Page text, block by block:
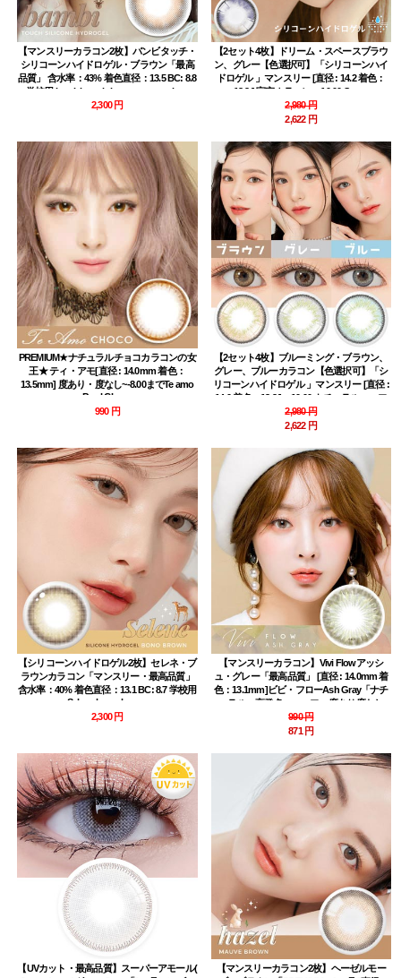
【マンスリーカラコン2枚】バンビタッチ・
シリコーンハイドロゲル・ブラウン「最高
品質」 含水率：43% 着色直径：13.5 BC: 8.8
学校用 bambi touch brown contact lens
2,300 円
【2セット4枚】ドリーム・スペースブラウ
ン、グレー【色選択可】「シリコーンハイ
ドロゲル 」マンスリー [直径 : 14.2 着色：
13.2 ] 宇宙カラコン ~-10.00 Space
2,980 円
2,622 円
PREMIUM★ナチュラルチョコカラコンの女
王★ ティ・アモ[直径 : 14.0mm 着色：
13.5mm] 度あり・度なし~-8.00までTe amo
Pearl Choco
990 円
【2セット4枚】ブルーミング・ブラウン、
グレー、ブルーカラコン【色選択可】「シ
リコーンハイドロゲル 」マンスリー [直径 :
14.0 着色：13.2 ] ~-10.00 ナチュラルハーフ
Iwwitch blooming
2,980 円
2,622 円
【シリコーンハイドロゲル2枚】セレネ・ブ
ラウンカラコン「マンスリー・最高品質」
含水率：40% 着色直径：13.1 BC: 8.7 学校用
Selene bono brown
2,300 円
【マンスリーカラコン】Vivi Flowアッシ
ュ・グレー「最高品質」 [直径 : 14.0mm 着
色：13.1mm]ビビ・フローAsh Gray「ナチ
ュラル・高発色・ハーフ」度あり度なし
~-8.00まで
990 円
871 円
【UVカット・最高品質】スーパーアモール(
【マンスリーカラコン2枚】ヘーゼルモー